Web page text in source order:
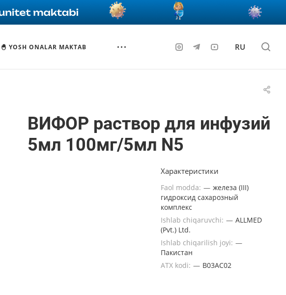
🐣 YOSH ONALAR MAKTAB RU
ВИФОР раствор для инфузий
5мл 100мг/5мл N5
Характеристики
Faol modda: — железа (III)
гидроксид сахарозный
комплекс
Ishlab chiqaruvchi: — ALLMED
(Pvt.) Ltd.
Ishlab chiqarilish joyi: —
Пакистан
ATX kodi: — B03AC02